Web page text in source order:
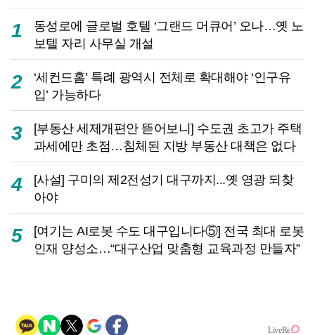
1
동성로에 글로벌 호텔 ‘그랜드 머큐어’ 오나…옛 노
보텔 자리 사무실 개설
2
‘세컨드홈’ 특례 광역시 전체로 확대해야 ‘인구유
입’ 가능하다
3
[부동산 세제개편안 뜯어보니] 수도권 초고가 주택
과세에만 초점…침체된 지방 부동산 대책은 없다
4
[사설] 구미의 제2전성기 대구까지...옛 영광 되찾
아야
5
[여기는 AI로봇 수도 대구입니다⑤] 전국 최대 로봇
인재 양성소…“대구산업 맞춤형 교육과정 만들자”